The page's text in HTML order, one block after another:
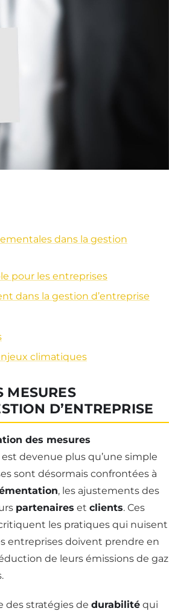
dans la gestion
pour les entreprises
dans la gestion d’entreprise
climatiques
MESURES
D’ENTREPRISE
des mesures
devenue plus qu’une simple
sont désormais confrontées à
, les ajustements des
partenaires et clients. Ces
les pratiques qui nuisent
entreprises doivent prendre en
de leurs émissions de gaz
des stratégies de durabilité qui